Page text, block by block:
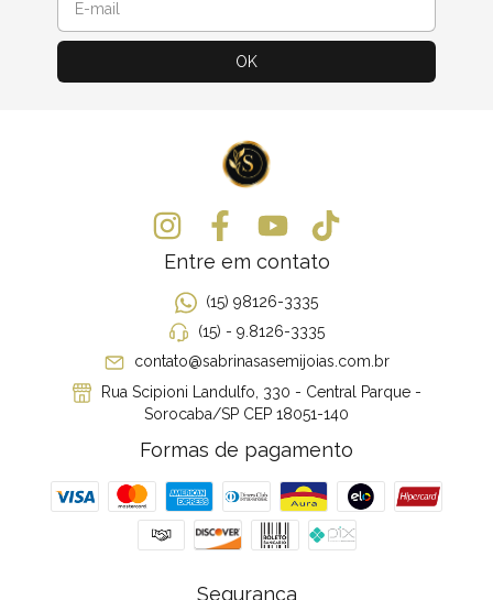
Entre em contato
(15) 98126-3335
(15) - 9.8126-3335
contato@sabrinasasemijoias.com.br
Rua Scipioni Landulfo, 330 - Central Parque -
Sorocaba/SP CEP 18051-140
Formas de pagamento
Segurança